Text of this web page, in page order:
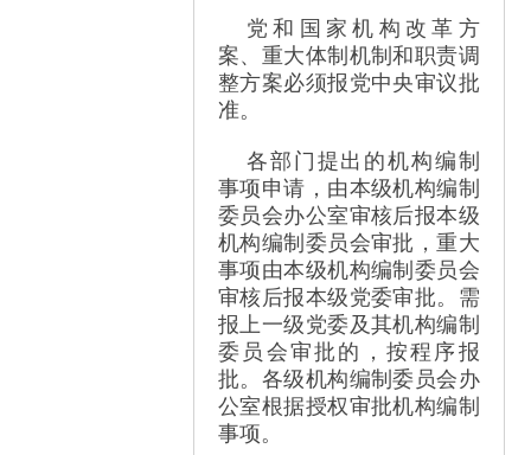
党和国家机构改革方
案、重大体制机制和职责调
整方案必须报党中央审议批
准。
各部门提出的机构编制
事项申请，由本级机构编制
委员会办公室审核后报本级
机构编制委员会审批，重大
事项由本级机构编制委员会
审核后报本级党委审批。需
报上一级党委及其机构编制
委员会审批的，按程序报
批。各级机构编制委员会办
公室根据授权审批机构编制
事项。